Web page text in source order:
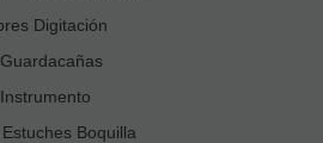
Digitación
Boquilla